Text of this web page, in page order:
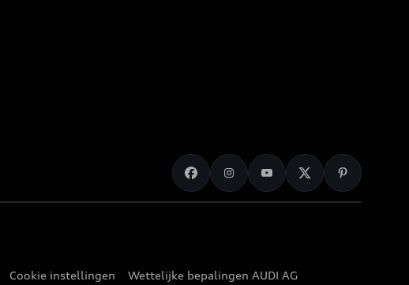
Cookie instellingen Wettelijke bepalingen AUDI AG